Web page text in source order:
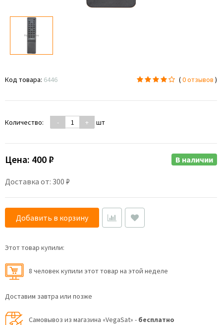
Код товара: 6446 (0 отзывов )
Количество: - + шт
Цена: 400 ₽
Доставка от: 300 ₽
В наличии
Добавить в корзину
Этот товар купили:
8 человек купили этот товар на этой неделе
Доставим завтра или позже
Самовывоз из магазина «VegaSat» - бесплатно